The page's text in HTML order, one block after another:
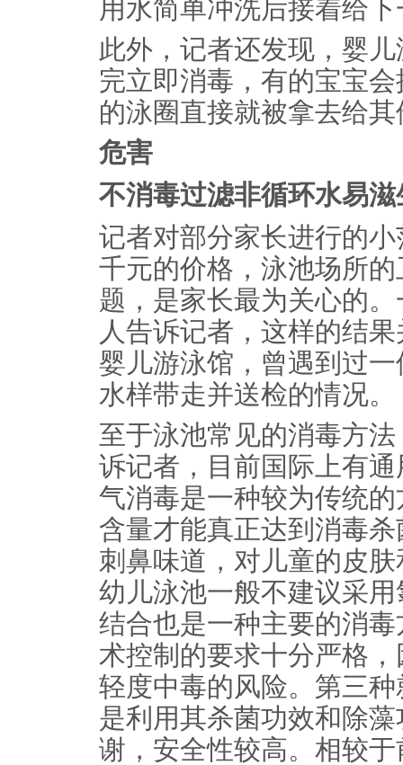
用水简单冲洗后接着给
此外，记者还发现，婴
完立即消毒，有的宝宝
的泳圈直接就被拿去给
危害
不消毒过滤非循环水易滋
记者对部分家长进行的
千元的价格，泳池场所
题，是家长最为关心的
人告诉记者，这样的结
婴儿游泳馆，曾遇到过
水样带走并送检的情况。
至于泳池常见的消毒方
诉记者，目前国际上有
气消毒是一种较为传统
含量才能真正达到消毒
刺鼻味道，对儿童的皮
幼儿泳池一般不建议采
结合也是一种主要的消
术控制的要求十分严格
轻度中毒的风险。第三
是利用其杀菌功效和除
谢，安全性较高。相较